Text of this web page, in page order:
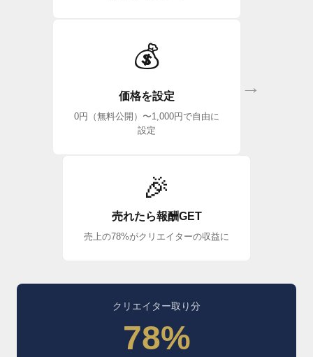
💰
価格を設定
0円（無料公開）〜1,000円で自由に
設定
→
🎉
売れたら報酬GET
売上の78%がクリエイターの収益に
クリエイター取り分
78%